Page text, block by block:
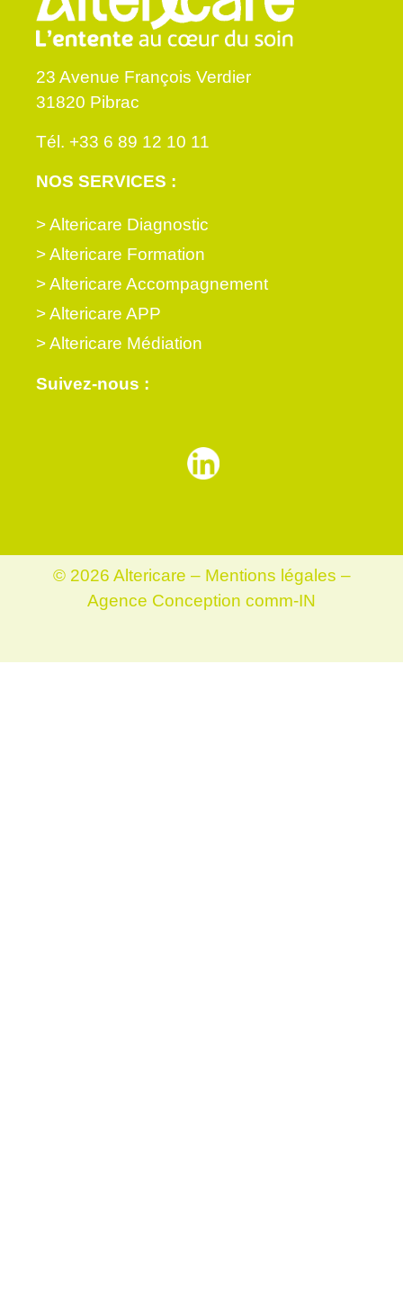
23 Avenue François Verdier
31820 Pibrac
Tél. +33 6 89 12 10 11
NOS SERVICES :
> Altericare Diagnostic
> Altericare Formation
> Altericare Accompagnement
> Altericare APP
> Altericare Médiation
Suivez-nous :
© 2026 Altericare – Mentions légales –
Agence Conception comm-IN